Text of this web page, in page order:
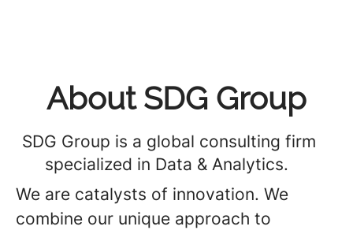
About SDG Group
SDG Group is a global consulting firm
specialized in Data & Analytics.
We are catalysts of innovation. We
combine our unique approach to